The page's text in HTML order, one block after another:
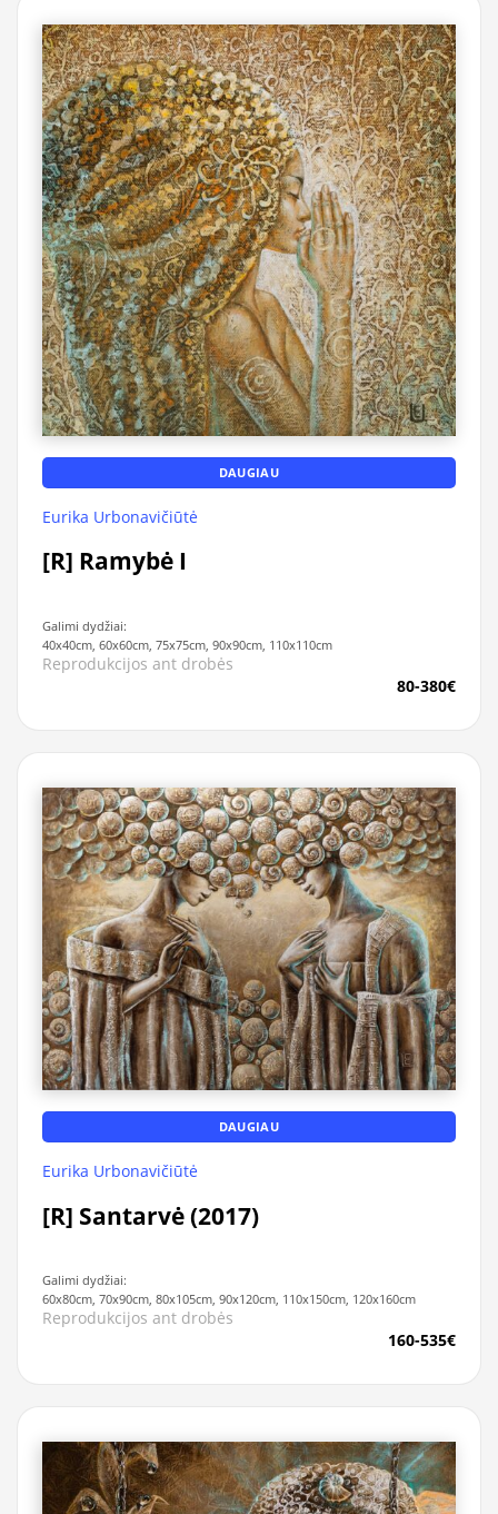
DAUGIAU
Eurika Urbonavičiūtė
[R] Ramybė I
Galimi dydžiai:
40x40cm, 60x60cm, 75x75cm, 90x90cm, 110x110cm
Reprodukcijos ant drobės
80-380€
DAUGIAU
Eurika Urbonavičiūtė
[R] Santarvė (2017)
Galimi dydžiai:
60x80cm, 70x90cm, 80x105cm, 90x120cm, 110x150cm, 120x160cm
Reprodukcijos ant drobės
160-535€